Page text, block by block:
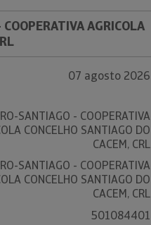
AGRICOLA
07 agosto 2026
SANTIAGO - COOPERATIVA
CONCELHO SANTIAGO DO
CACEM, CRL
SANTIAGO - COOPERATIVA
CONCELHO SANTIAGO DO
CACEM, CRL
501084401